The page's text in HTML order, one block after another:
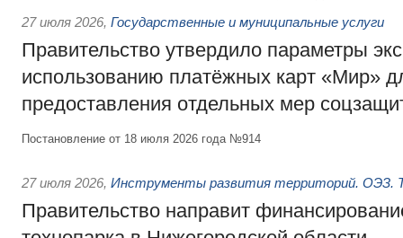
27 июля 2026, Государственные и муниципальные услуги
Правительство утвердило параметры
использованию платёжных карт «Мир»
предоставления отдельных мер
Постановление от 18 июля 2026 года №914
27 июля 2026, Инструменты развития территорий. ОЭЗ.
Правительство направит